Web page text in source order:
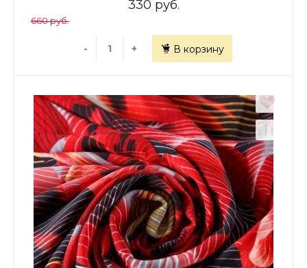
330 руб.
660 руб.
- + В корзину